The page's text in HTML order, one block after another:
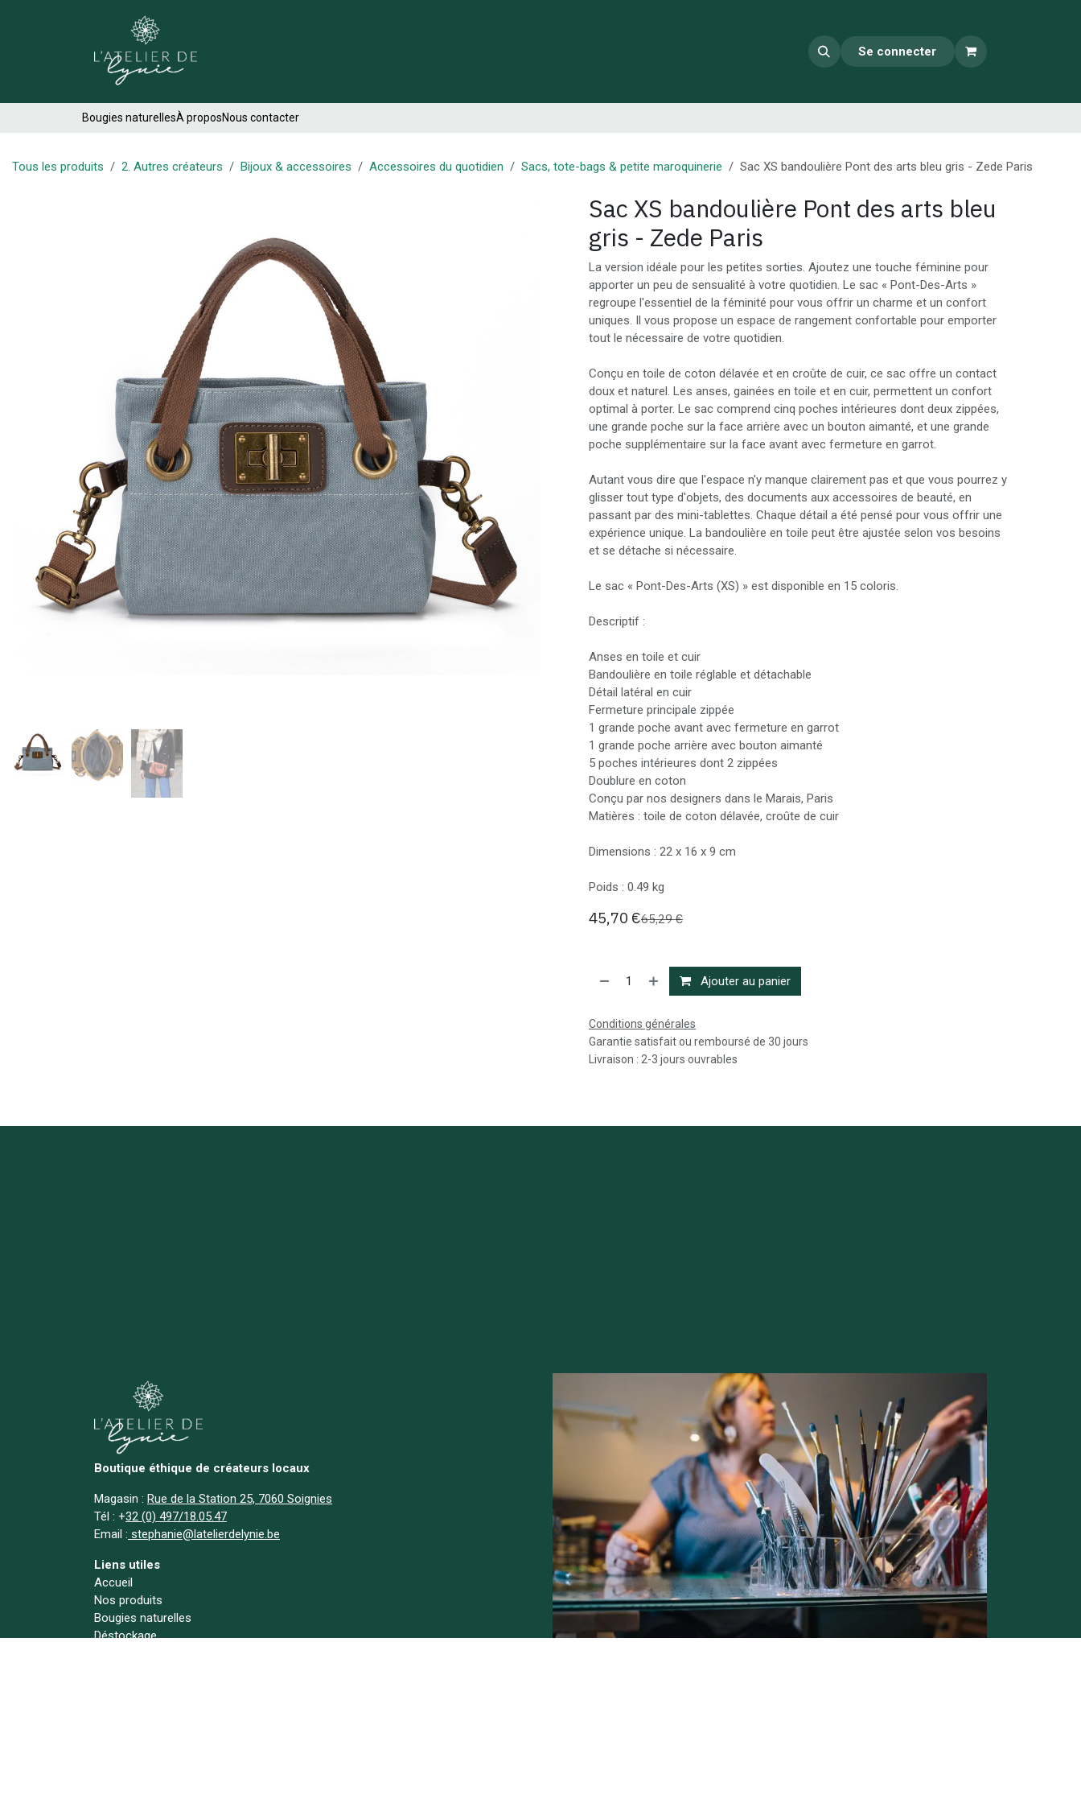
Se connecter
Bougies naturellesÀ proposNous contacter
Tous les produits 2. Autres créateurs Bijoux & accessoires Accessoires du quotidien Sacs, tote-bags & petite maroquinerie Sac XS bandoulière Pont des arts bleu gris - Zede Paris
Sac XS bandoulière Pont des arts bleu
gris - Zede Paris
La version idéale pour les petites sorties. Ajoutez une touche féminine pour
apporter un peu de sensualité à votre quotidien. Le sac « Pont-Des-Arts »
regroupe l'essentiel de la féminité pour vous offrir un charme et un confort
uniques. Il vous propose un espace de rangement confortable pour emporter
tout le nécessaire de votre quotidien.
Conçu en toile de coton délavée et en croûte de cuir, ce sac offre un contact
doux et naturel. Les anses, gainées en toile et en cuir, permettent un confort
optimal à porter. Le sac comprend cinq poches intérieures dont deux zippées,
une grande poche sur la face arrière avec un bouton aimanté, et une grande
poche supplémentaire sur la face avant avec fermeture en garrot.
Autant vous dire que l'espace n'y manque clairement pas et que vous pourrez y
glisser tout type d'objets, des documents aux accessoires de beauté, en
passant par des mini-tablettes. Chaque détail a été pensé pour vous offrir une
expérience unique. La bandoulière en toile peut être ajustée selon vos besoins
et se détache si nécessaire.
Le sac « Pont-Des-Arts (XS) » est disponible en 15 coloris.
Descriptif :
Anses en toile et cuir
Bandoulière en toile réglable et détachable
Détail latéral en cuir
Fermeture principale zippée
1 grande poche avant avec fermeture en garrot
1 grande poche arrière avec bouton aimanté
5 poches intérieures dont 2 zippées
Doublure en coton
Conçu par nos designers dans le Marais, Paris
Matières : toile de coton délavée, croûte de cuir
Dimensions : 22 x 16 x 9 cm
Poids : 0.49 kg
45,70 €65,29€
Ajouter au panier
Conditions générales
Garantie satisfait ou remboursé de 30 jours
Livraison : 2-3 jours ouvrables
Boutique éthique de créateurs locaux
Magasin : Rue de la Station 25, 7060 Soignies
Tél : +32 (0) 497/18.05.47
Email : stephanie@latelierdelynie.be
Liens utiles
Accueil
Nos produits
Bougies naturelles
Déstockage